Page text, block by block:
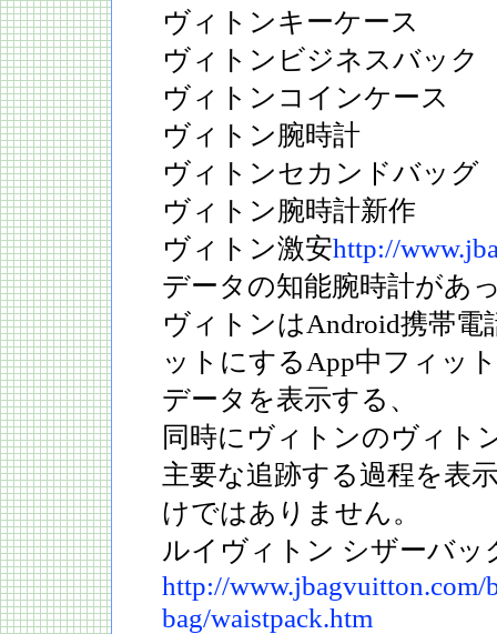
ヴィトンキーケース
ヴィトンビジネスバック
ヴィトンコインケース
ヴィトン腕時計
ヴィトンセカンドバッグ
ヴィトン腕時計新作
ヴィトン激安http://
データの知能腕時計があ
ヴィトンはAndroid携帯
ットにするApp中フィッ
データを表示する、
同時にヴィトンのヴィト
主要な追跡する過程を表
けではありません。
ルイヴィトン シザーバッ
http://www.jbagvuitton.com/
bag/waistpack.htm